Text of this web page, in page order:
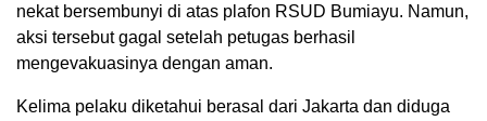
nekat bersembunyi di atas plafon RSUD Bumiayu. Namun,
aksi tersebut gagal setelah petugas berhasil
mengevakuasinya dengan aman.
Kelima pelaku diketahui berasal dari Jakarta dan diduga